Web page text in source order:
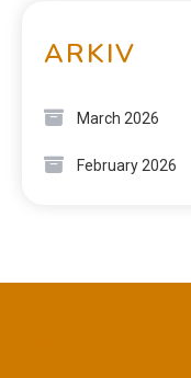
ARKIV
March 2026
February 2026